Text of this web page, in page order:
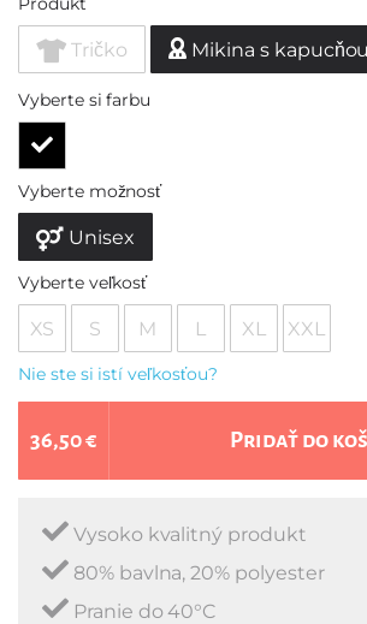
Tričko Mikina s kapucňou
Vyberte si farbu
Vyberte možnosť
Unisex
Vyberte veľkosť
XS S M L XL XXL
Nie ste si istí veľkosťou?
36,50 € Pridať do
Vysoko kvalitný produkt
80% bavlna, 20% polyester
Pranie do 40°C